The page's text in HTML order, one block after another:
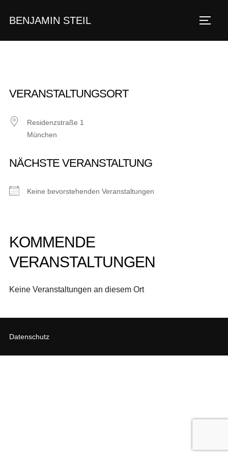
InhaltBENJAMIN STEIL
VERANSTALTUNGSORT
Residenzstraße 1
München
NÄCHSTE VERANSTALTUNG
Keine bevorstehenden Veranstaltungen
KOMMENDE
VERANSTALTUNGEN
Keine Veranstaltungen an diesem Ort
Datenschutz